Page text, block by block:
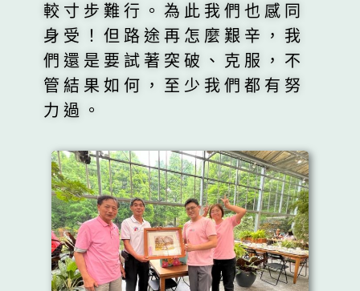
較寸步難行。為此我們也感同
身受！但路途再怎麼艱辛，我
們還是要試著突破、克服，不
管結果如何，至少我們都有努
力過。